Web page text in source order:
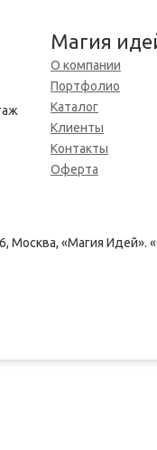
Магия
О компании
Портфолио
Каталог
Клиенты
Контакты
Оферта
Москва, «Магия Идей».